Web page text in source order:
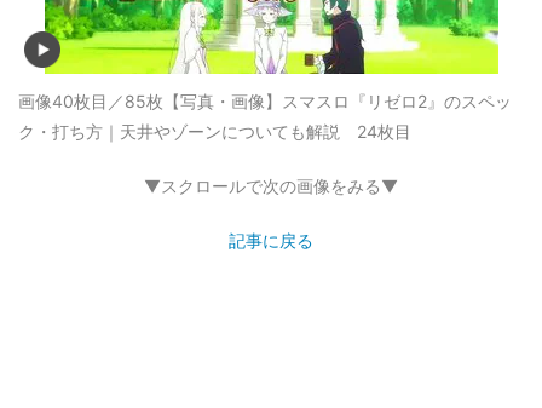
画像40枚目／85枚 【写真・画像】スマスロ『リゼロ2』のスペッ
ク・打ち方｜天井やゾーンについても解説 24枚目
▼スクロールで次の画像をみる▼
記事に戻る